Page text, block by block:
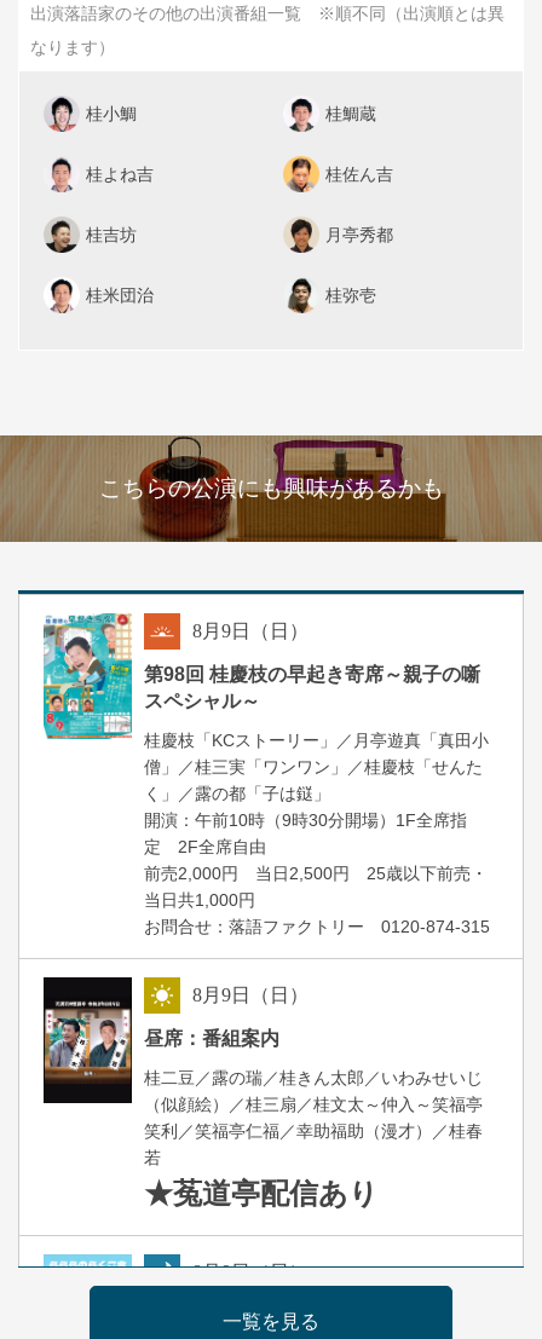
出演落語家のその他の出演番組一覧 ※順不同（出演順とは異
なります）
桂小鯛 桂鯛蔵
桂よね吉 桂佐ん吉
桂吉坊 月亭秀都
桂米団治 桂弥壱
こちらの公演にも興味があるかも
8月9日（日）
第98回 桂慶枝の早起き寄席～親子の噺
スペシャル～
桂慶枝「KCストーリー」／月亭遊真「真田小
僧」／桂三実「ワンワン」／桂慶枝「せんた
く」／露の都「子は鎹」
開演：午前10時（9時30分開場）1F全席指
定 2F全席自由
前売2,000円 当日2,500円 25歳以下前売・
当日共1,000円
お問合せ：落語ファクトリー 0120-874-315
8月9日（日）
昼席：番組案内
桂二豆／露の瑞／桂きん太郎／いわみせいじ
（似顔絵）／桂三扇／桂文太～仲入～笑福亭
笑利／笑福亭仁福／幸助福助（漫才）／桂春
若
★菟道亭配信あり
8月9日（日）
らららのらくご会④
一覧を見る